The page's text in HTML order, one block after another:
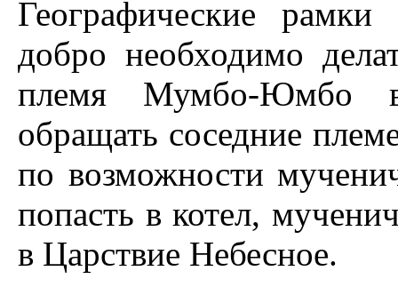
Географические
добро необходимо
племя Мумбо-Юмбо
обращать соседние
по возможности
попасть в котел,
в Царствие Небесное.